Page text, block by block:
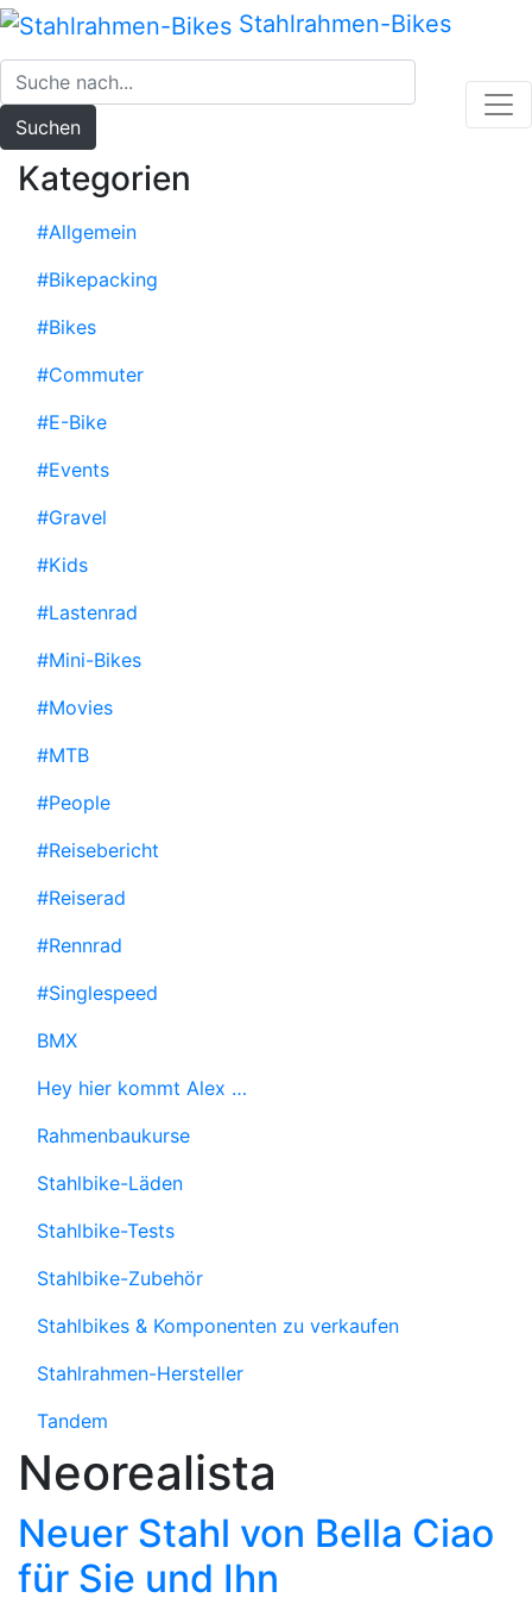
Zum
Inhalt
springen
Stahlrahmen-Bikes
Suchen
Kategorien
#Allgemein
#Bikepacking
#Bikes
#Commuter
#E-Bike
#Events
#Gravel
#Kids
#Lastenrad
#Mini-Bikes
#Movies
#MTB
#People
#Reisebericht
#Reiserad
#Rennrad
#Singlespeed
BMX
Hey hier kommt Alex …
Rahmenbaukurse
Stahlbike-Läden
Stahlbike-Tests
Stahlbike-Zubehör
Stahlbikes & Komponenten zu verkaufen
Stahlrahmen-Hersteller
Tandem
Neorealista
Neuer Stahl von Bella Ciao
für Sie und Ihn